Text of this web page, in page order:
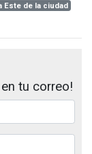
Este de la ciudad
tu correo!